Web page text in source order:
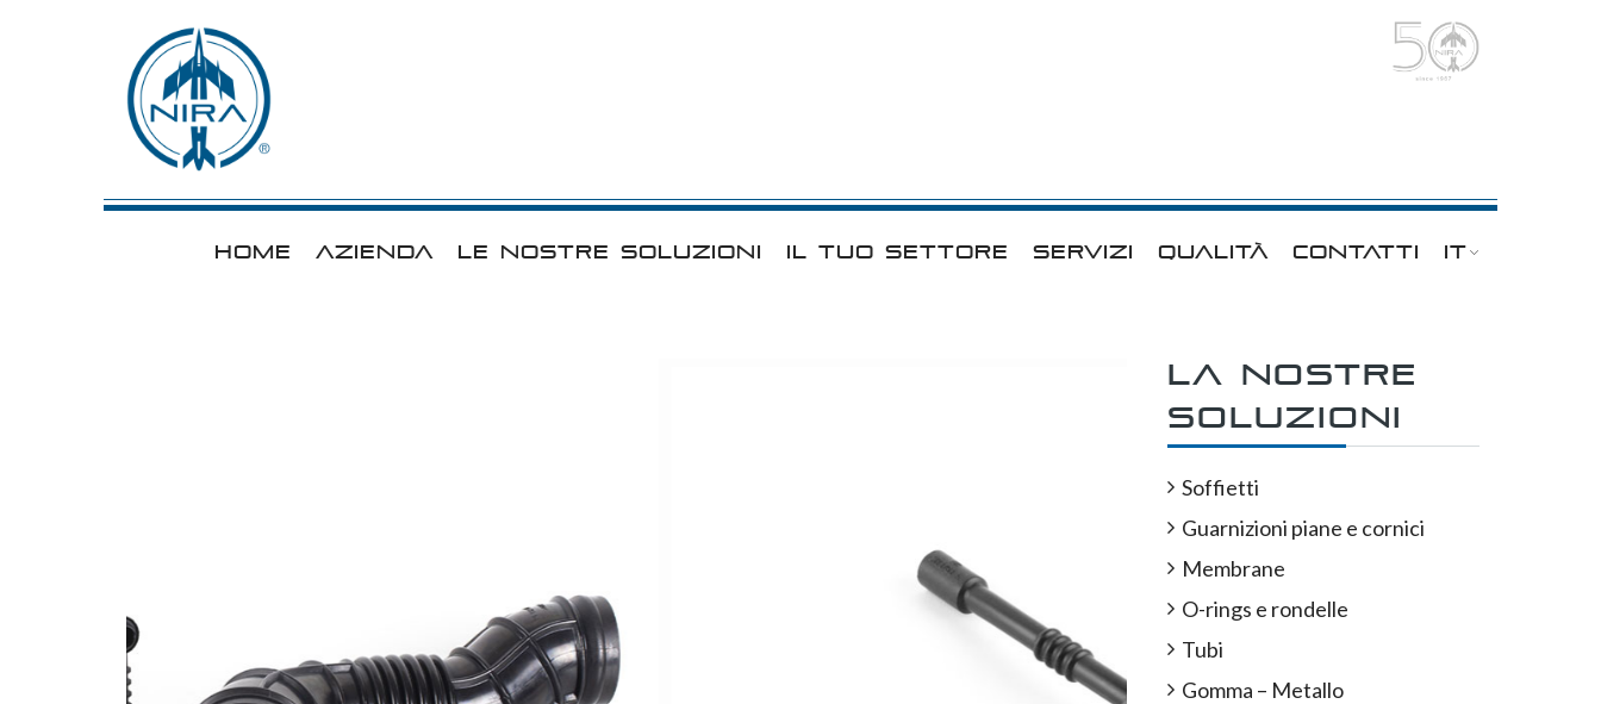
HOME AZIENDA LE NOSTRE SOLUZIONI IL TUO SETTORE SERVIZI QUALITÀ CONTATTI IT
La nostre
soluzioni
Soffietti
Guarnizioni piane e cornici
Membrane
O-rings e rondelle
Tubi
Gomma – Metallo